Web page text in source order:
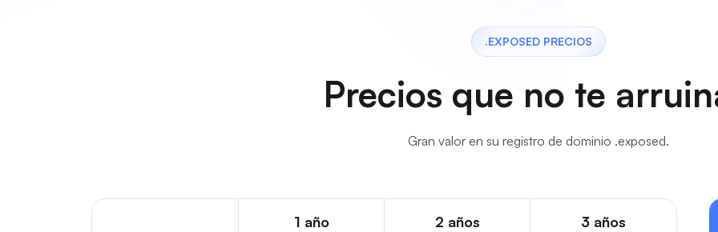
.EXPOSED PRECIOS
Precios que no te
Gran valor en su registro de dominio .exposed.
1 año 2 años 3 años